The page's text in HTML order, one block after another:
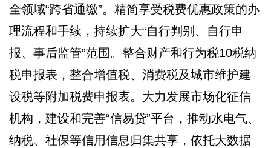
全领域“跨省通缴”。精简享受税费优惠政策的办
理流程和手续，持续扩大“自行判别、自行申
报、事后监管”范围。整合财产和行为税10税纳
税申报表，整合增值税、消费税及城市维护建
设税等附加税费申报表。大力发展市场化征信
机构，建设和完善“信易贷”平台，推动水电气、
纳税、社保等信用信息归集共享，依托大数据